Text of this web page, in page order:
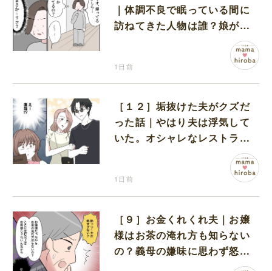
｜体調不良で眠っている間に
訪ねてきた人物は誰？娘が戻
ってきたのかと不安になる
1日前
［１２］垢抜けた夫がクズだ
った話｜やはり夫は浮気して
いた。オシャレなレストラン
1日前
［９］お金くれくれ夫｜お嬢
様はお茶の淹れ方も知らない
の？義母の嫌味に思わず怒り